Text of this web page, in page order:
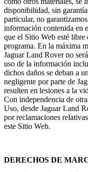
disponibilidad, sin
particular, no
información contenida en
que el Sitio Web esté
programa. En la máxima
Jaguar Land Rover no
uso de la información
dichos daños se deban a
negligente por parte de
resulten en lesiones a la
Con independencia de
Uso, desde Jaguar Land
por reclamaciones
este Sitio Web.
DERECHOS DE